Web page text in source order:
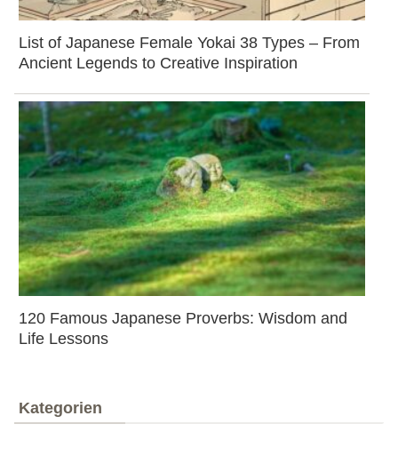
List of Japanese Female Yokai 38 Types – From
Ancient Legends to Creative Inspiration
120 Famous Japanese Proverbs: Wisdom and
Life Lessons
Kategorien